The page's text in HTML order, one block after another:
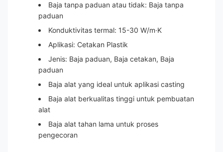
Baja tanpa paduan atau tidak: Baja tanpa
paduan
Konduktivitas termal: 15-30 W/m·K
Aplikasi: Cetakan Plastik
Jenis: Baja paduan, Baja cetakan, Baja
paduan
Baja alat yang ideal untuk aplikasi casting
Baja alat berkualitas tinggi untuk pembuatan
alat
Baja alat tahan lama untuk proses
pengecoran